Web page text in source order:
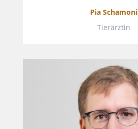
Pia Schamoni
Tierärztin